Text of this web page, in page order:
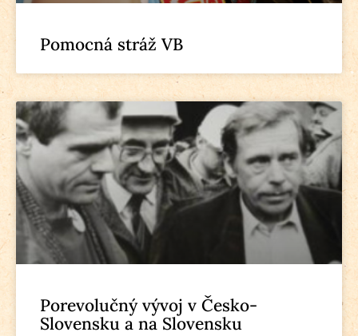
Pomocná stráž VB
Porevolučný vývoj v Česko-
Slovensku a na Slovensku